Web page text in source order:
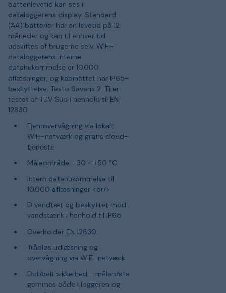
batterilevetid kan ses i
dataloggerens display. Standard
(AA) batterier har en levetid på 12
måneder og kan til enhver tid
udskiftes af brugerne selv. WiFi-
dataloggerens interne
datahukommelse er 10.000
aflæsninger, og kabinettet har IP65-
beskyttelse. Testo Saveris 2-T1 er
testet af TÜV Süd i henhold til EN
12830.
Fjernovervågning via lokalt
WiFi-netværk og gratis cloud-
tjeneste
Måleområde: -30 - +50 °C
Intern datahukommelse til
10.000 aflæsninger <br/>
D vandtæt og beskyttet mod
vandstænk i henhold til IP65
Overholder EN 12830
Trådløs udlæsning og
overvågning via WiFi-netværk
Dobbelt sikkerhed - målerdata
gemmes både i loggeren og